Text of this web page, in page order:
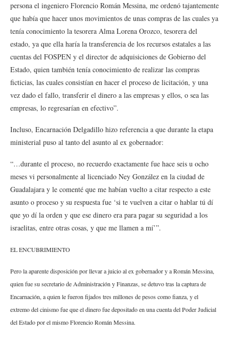
persona el ingeniero Florencio Román Messina, me ordenó tajantemente
que había que hacer unos movimientos de unas compras de las cuales ya
tenía conocimiento la tesorera Alma Lorena Orozco, tesorera del
estado, ya que ella haría la transferencia de los recursos estatales a las
cuentas del FOSPEN y el director de adquisiciones de Gobierno del
Estado, quien también tenía conocimiento de realizar las compras
ficticias, las cuales consistían en hacer el proceso de licitación, y una
vez dado el fallo, transferir el dinero a las empresas y ellos, o sea las
empresas, lo regresarían en efectivo”.
Incluso, Encarnación Delgadillo hizo referencia a que durante la etapa
ministerial puso al tanto del asunto al ex gobernador:
“…durante el proceso, no recuerdo exactamente fue hace seis u ocho
meses vi personalmente al licenciado Ney González en la ciudad de
Guadalajara y le comenté que me habían vuelto a citar respecto a este
asunto o proceso y su respuesta fue ‘si te vuelven a citar o hablar tú dí
que yo dí la orden y que ese dinero era para pagar su seguridad a los
israelitas, entre otras cosas, y que me llamen a mí’”.
EL ENCUBRIMIENTO
Pero la aparente disposición por llevar a juicio al ex gobernador y a Román Messina,
quien fue su secretario de Administración y Finanzas, se detuvo tras la captura de
Encarnación, a quien le fueron fijados tres millones de pesos como fianza, y el
extremo del cinismo fue que el dinero fue depositado en una cuenta del Poder Judicial
del Estado por el mismo Florencio Román Messina.